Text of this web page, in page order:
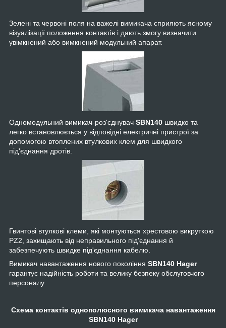
Зелені та червоні поля на важелі вимикача сприяють ясному
візуалізації положення контактів і дають змогу визначити
увімкнений або вимкнений модульний апарат.
Одномодульний вимикач-роз'єднувач SBN140 швидко та
легко встановлюється у відповідні електричні пристрої за
допомогою втоплених втулкових клем для швидкого
під'єднання дротів.
Гвинтові втулкові клеми, які монтуються хрестовою викруткою
PZ2, захищають від неправильного під'єднання й
забезпечують швидке під'єднання кабелю.
Вимикач навантаження нового покоління SBN140 Hager
гарантує надійність роботи та велику безпеку обслуговчого
персоналу.
Схема контактів однополюсного вимикача навантаження
SBN140 Hager